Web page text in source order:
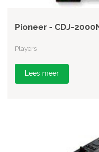
Pioneer - CDJ-
Players
Lees meer